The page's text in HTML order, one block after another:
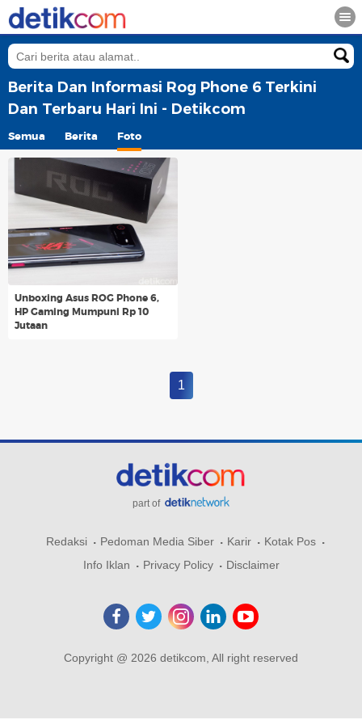
Berita Dan Informasi Rog Phone 6 Terkini
Dan Terbaru Hari Ini - Detikcom
Semua Berita Foto
Unboxing Asus ROG Phone 6,
HP Gaming Mumpuni Rp 10
Jutaan
1
part of
Redaksi Pedoman Media Siber Karir
Kotak Pos
Info Iklan
Privacy Policy Disclaimer
Copyright @ 2026 detikcom, All right reserved